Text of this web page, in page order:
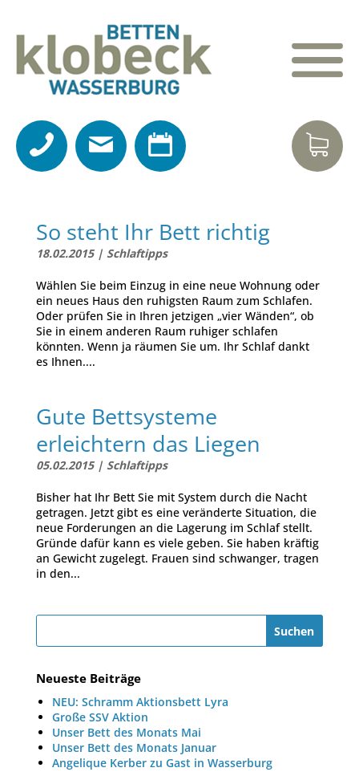
So steht Ihr Bett richtig
18.02.2015| Schlaftipps
Wählen Sie beim Einzug in eine neue Wohnung oder
ein neues Haus den ruhigsten Raum zum Schlafen.
Oder prüfen Sie in Ihren jetzigen „vier Wänden“, ob
Sie in einem anderen Raum ruhiger schlafen
könnten. Wenn ja räumen Sie um. Ihr Schlaf dankt
es Ihnen....
Gute Bettsysteme
erleichtern das Liegen
05.02.2015| Schlaftipps
Bisher hat Ihr Bett Sie mit System durch die Nacht
getragen. Jetzt gibt es eine veränderte Situation, die
neue Forderungen an die Lagerung im Schlaf stellt.
Gründe dafür kann es viele geben. Sie haben kräftig
an Gewicht zugelegt. Frauen sind schwanger, tragen
in den...
Neueste Beiträge
NEU: Schramm Aktionsbett Lyra
Große SSV Aktion
Unser Bett des Monats Mai
Unser Bett des Monats Januar
Angelique Kerber zu Gast in Wasserburg